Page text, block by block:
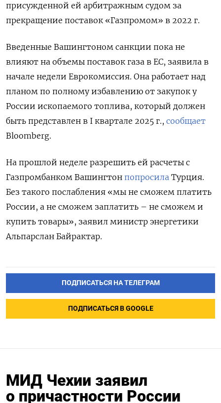
присужденной ей арбитражным судом за
прекращение поставок «Газпромом» в 2022 г.
Введенные Вашингтоном санкции пока не
влияют на объемы поставок газа в ЕС, заявила в
начале недели Еврокомиссия. Она работает над
планом по полному избавлению от закупок у
России ископаемого топлива, который должен
быть представлен в I квартале 2025 г., сообщает
Bloomberg.
На прошлой неделе разрешить ей расчеты с
Газпромбанком Вашингтон попросила Турция.
Без такого послабления «мы не сможем платить
России, а не сможем заплатить – не сможем и
купить товары», заявил министр энергетики
Альпарслан Байрактар.
ПОДПИСАТЬСЯ НА ТЕЛЕГРАМ
ПОДПИСАТЬСЯ В GOOGLE
МИД Чехии заявил
о причастности России